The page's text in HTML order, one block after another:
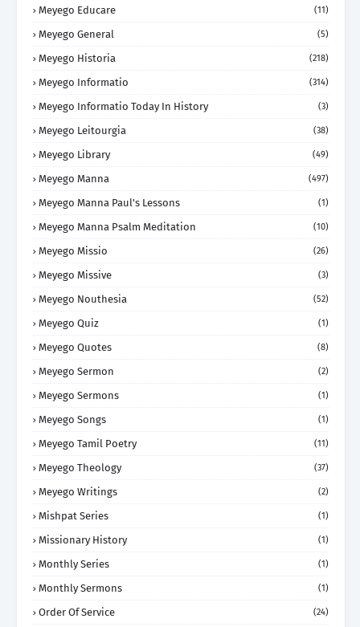
Meyego Educare (11)
Meyego General (5)
Meyego Historia (218)
Meyego Informatio (314)
Meyego Informatio Today In History (3)
Meyego Leitourgia (38)
Meyego Library (49)
Meyego Manna (497)
Meyego Manna Paul's Lessons (1)
Meyego Manna Psalm Meditation (10)
Meyego Missio (26)
Meyego Missive (3)
Meyego Nouthesia (52)
Meyego Quiz (1)
Meyego Quotes (8)
Meyego Sermon (2)
Meyego Sermons (1)
Meyego Songs (1)
Meyego Tamil Poetry (11)
Meyego Theology (37)
Meyego Writings (2)
Mishpat Series (1)
Missionary History (1)
Monthly Series (1)
Monthly Sermons (1)
Order Of Service (24)